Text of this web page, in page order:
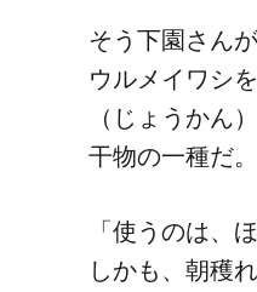
そう​下園さん
ウルメイワシ
（じょうかん
干物の​一種だ。
「使うのは、​
しかも、​朝穫